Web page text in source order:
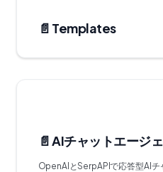
📄️ Templates
📄️ AIチャットエージ
OpenAIとSerpAPIで応答型AIチ